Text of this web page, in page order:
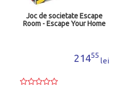
Joc de societate Escape
Room - Escape Your Home
21455
lei